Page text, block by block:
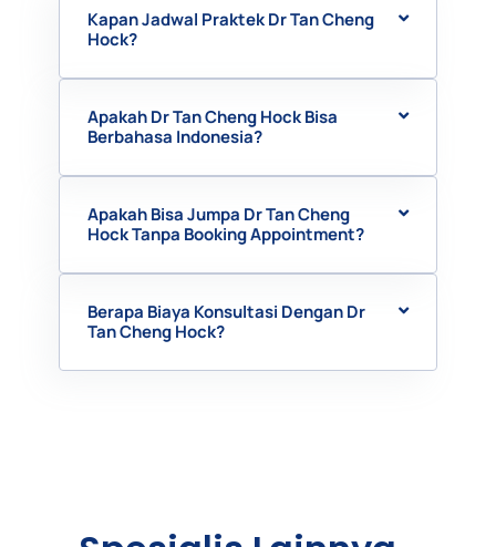
Kapan Jadwal Praktek Dr Tan Cheng
Hock?
Apakah Dr Tan Cheng Hock Bisa
Berbahasa Indonesia?
Apakah Bisa Jumpa Dr Tan Cheng
Hock Tanpa Booking Appointment?
Berapa Biaya Konsultasi Dengan Dr
Tan Cheng Hock?